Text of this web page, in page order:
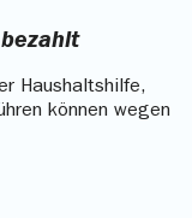
Haushaltshilfe,
können wegen